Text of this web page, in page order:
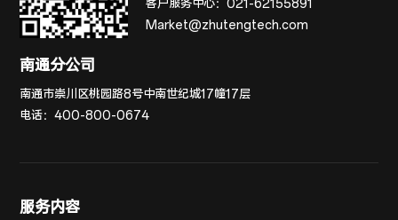
客户服务中心：021-62155891
Market@zhutengtech.com
南通分公司
南通市崇川区桃园路8号中南世纪城17幢17层
电话：400-800-0674
服务内容